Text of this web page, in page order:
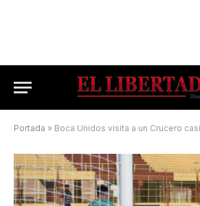
Portada » Boca Unidos visita a un Crucero